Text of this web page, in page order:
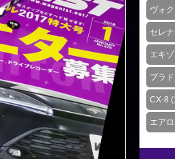
ヴォ
セレ
エキ
プラ
CX-8
エア